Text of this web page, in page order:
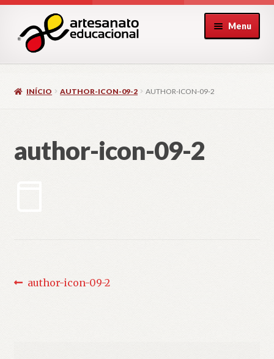
para
navegação
para
conteúdo
Menu
INÍCIO AUTHOR-ICON-09-2 AUTHOR-ICON-09-2
author-icon-09-2
Navegação
Post
author-icon-09-2